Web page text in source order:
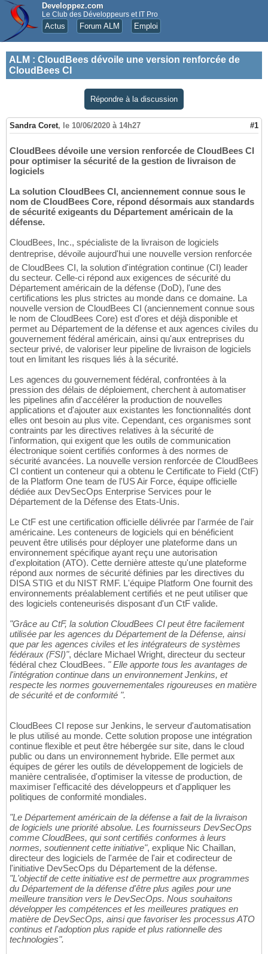
Developpez.com
Le Club des Développeurs et IT Pro
Actus Forum ALM Emploi
ALM : CloudBees dévoile une version renforcée de
CloudBees CI
Répondre à la discussion
Sandra Coret, le 10/06/2020 à 14h27 #1
CloudBees dévoile une version renforcée de CloudBees CI
pour optimiser la sécurité de la gestion de livraison de
logiciels
La solution CloudBees CI, anciennement connue sous le
nom de CloudBees Core, répond désormais aux standards
de sécurité exigeants du Département américain de la
défense.
CloudBees, Inc., spécialiste de la livraison de logiciels
dentreprise, dévoile aujourd'hui une nouvelle version renforcée
de CloudBees CI, la solution d'intégration continue (CI) leader
du secteur. Celle-ci répond aux exigences de sécurité du
Département américain de la défense (DoD), l'une des
certifications les plus strictes au monde dans ce domaine. La
nouvelle version de CloudBees CI (anciennement connue sous
le nom de CloudBees Core) est d'ores et déjà disponible et
permet au Département de la défense et aux agences civiles du
gouvernement fédéral américain, ainsi qu'aux entreprises du
secteur privé, de valoriser leur pipeline de livraison de logiciels
tout en limitant les risques liés à la sécurité.
Les agences du gouvernement fédéral, confrontées à la
pression des délais de déploiement, cherchent à automatiser
les pipelines afin d'accélérer la production de nouvelles
applications et d'ajouter aux existantes les fonctionnalités dont
elles ont besoin au plus vite. Cependant, ces organismes sont
contraints par les directives relatives à la sécurité de
l'information, qui exigent que les outils de communication
électronique soient certifiés conformes à des normes de
sécurité avancées. La nouvelle version renforcée de CloudBees
CI contient un conteneur qui a obtenu le Certificate to Field (CtF)
de la Platform One team de l'US Air Force, équipe officielle
dédiée aux DevSecOps Enterprise Services pour le
Département de la Défense des Etats-Unis.
Le CtF est une certification officielle délivrée par l'armée de l'air
américaine. Les conteneurs de logiciels qui en bénéficient
peuvent être utilisés pour déployer une plateforme dans un
environnement spécifique ayant reçu une autorisation
d'exploitation (ATO). Cette dernière atteste qu'une plateforme
répond aux normes de sécurité définies par les directives du
DISA STIG et du NIST RMF. L'équipe Platform One fournit des
environnements préalablement certifiés et ne peut utiliser que
des logiciels conteneurisés disposant d'un CtF valide.
"Grâce au CtF, la solution CloudBees CI peut être facilement
utilisée par les agences du Département de la Défense, ainsi
que par les agences civiles et les intégrateurs de systèmes
fédéraux (FSI)", déclare Michael Wright, directeur du secteur
fédéral chez CloudBees. " Elle apporte tous les avantages de
l'intégration continue dans un environnement Jenkins, et
respecte les normes gouvernementales rigoureuses en matière
de sécurité et de conformité ".
CloudBees CI repose sur Jenkins, le serveur d'automatisation
le plus utilisé au monde. Cette solution propose une intégration
continue flexible et peut être hébergée sur site, dans le cloud
public ou dans un environnement hybride. Elle permet aux
équipes de gérer les outils de développement de logiciels de
manière centralisée, d'optimiser la vitesse de production, de
maximiser l'efficacité des développeurs et d'appliquer les
politiques de conformité mondiales.
"Le Département américain de la défense a fait de la livraison
de logiciels une priorité absolue. Les fournisseurs DevSecOps
comme CloudBees, qui sont certifiés conformes à leurs
normes, soutiennent cette initiative", explique Nic Chaillan,
directeur des logiciels de l'armée de l'air et codirecteur de
l'initiative DevSecOps du Département de la défense.
"L'objectif de cette initiative est de permettre aux programmes
du Département de la défense d'être plus agiles pour une
meilleure transition vers le DevSecOps. Nous souhaitons
développer les compétences et les meilleures pratiques en
matière de DevSecOps, ainsi que favoriser les processus ATO
continus et l'adoption plus rapide et plus rationnelle des
technologies".